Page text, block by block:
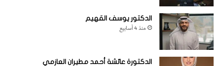
الدكتور يوسف القهيم
منذ 4 أسابيع
الدكتورة عائشة أحمد مطيران العازمي